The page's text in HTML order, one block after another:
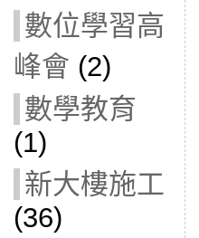
數位學習高
峰會 (2)
數學教育
(1)
新大樓施工
(36)